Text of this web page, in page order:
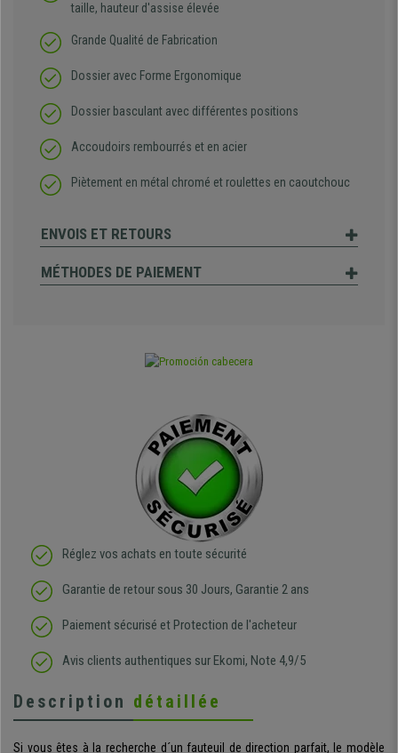
taille, hauteur d'assise élevée
Grande Qualité de Fabrication
Dossier avec Forme Ergonomique
Dossier basculant avec différentes positions
Accoudoirs rembourrés et en acier
Piètement en métal chromé et roulettes en caoutchouc
ENVOIS ET RETOURS
MÉTHODES DE PAIEMENT
Réglez vos achats en toute sécurité
Garantie de retour sous 30 Jours, Garantie 2 ans
Paiement sécurisé et Protection de l'acheteur
Avis clients authentiques sur Ekomi, Note 4,9/5
Description détaillée
Si vous êtes à la recherche d´un fauteuil de direction parfait, le modèle